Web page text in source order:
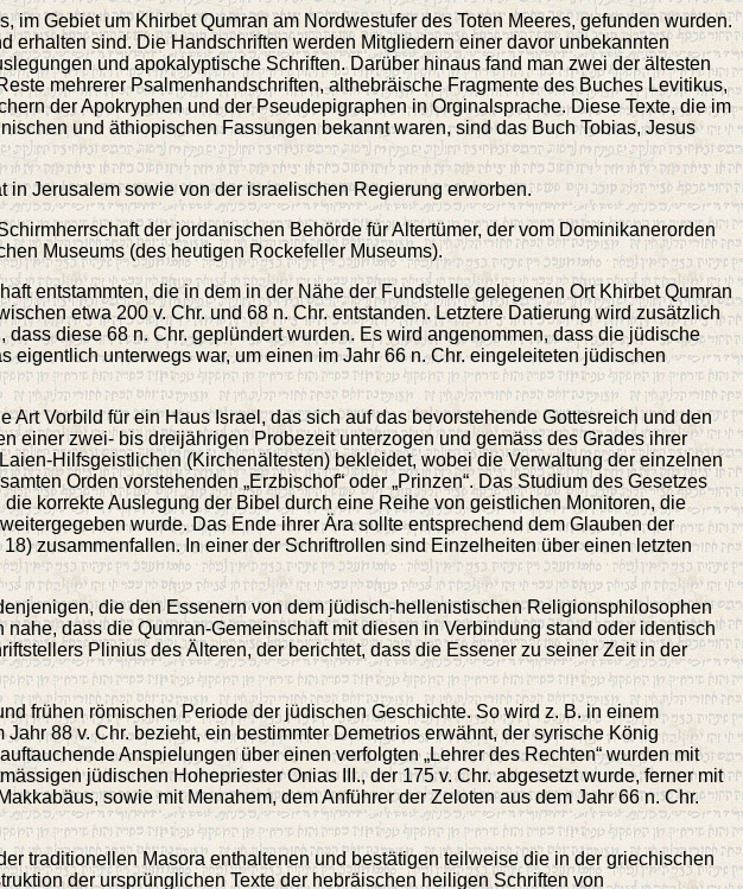
Gebiet um Khirbet Qumran am Nordwestufer des Toten Meeres, gefunden wurden.
sind. Die Handschriften werden Mitgliedern einer davor unbekannten
und apokalyptische Schriften. Darüber hinaus fand man zwei der ältesten
mehrerer Psalmenhandschriften, althebräische Fragmente des Buches Levitikus,
der Apokryphen und der Pseudepigraphen in Orginalsprache. Diese Texte, die im
und äthiopischen Fassungen bekannt waren, sind das Buch Tobias, Jesus
Jerusalem sowie von der israelischen Regierung erworben.
der jordanischen Behörde für Altertümer, der vom Dominikanerorden
Museums (des heutigen Rockefeller Museums).
entstammten, die in dem in der Nähe der Fundstelle gelegenen Ort Khirbet Qumran
etwa 200 v. Chr. und 68 n. Chr. entstanden. Letztere Datierung wird zusätzlich
diese 68 n. Chr. geplündert wurden. Es wird angenommen, dass die jüdische
unterwegs war, um einen im Jahr 66 n. Chr. eingeleiteten jüdischen
Vorbild für ein Haus Israel, das sich auf das bevorstehende Gottesreich und den
einer zwei- bis dreijährigen Probezeit unterzogen und gemäss des Grades ihrer
Hilfsgeistlichen (Kirchenältesten) bekleidet, wobei die Verwaltung der einzelnen
Orden vorstehenden „Erzbischof“ oder „Prinzen“. Das Studium des Gesetzes
korrekte Auslegung der Bibel durch eine Reihe von geistlichen Monitoren, die
wurde. Das Ende ihrer Ära sollte entsprechend dem Glauben der
zusammenfallen. In einer der Schriftrollen sind Einzelheiten über einen letzten
die den Essenern von dem jüdisch-hellenistischen Religionsphilosophen
dass die Qumran-Gemeinschaft mit diesen in Verbindung stand oder identisch
Plinius des Älteren, der berichtet, dass die Essener zu seiner Zeit in der
frühen römischen Periode der jüdischen Geschichte. So wird z. B. in einem
88 v. Chr. bezieht, ein bestimmter Demetrios erwähnt, der syrische König
Anspielungen über einen verfolgten „Lehrer des Rechten“ wurden mit
jüdischen Hohepriester Onias III., der 175 v. Chr. abgesetzt wurde, ferner mit
sowie mit Menahem, dem Anführer der Zeloten aus dem Jahr 66 n. Chr.
traditionellen Masora enthaltenen und bestätigen teilweise die in der griechischen
der ursprünglichen Texte der hebräischen heiligen Schriften von